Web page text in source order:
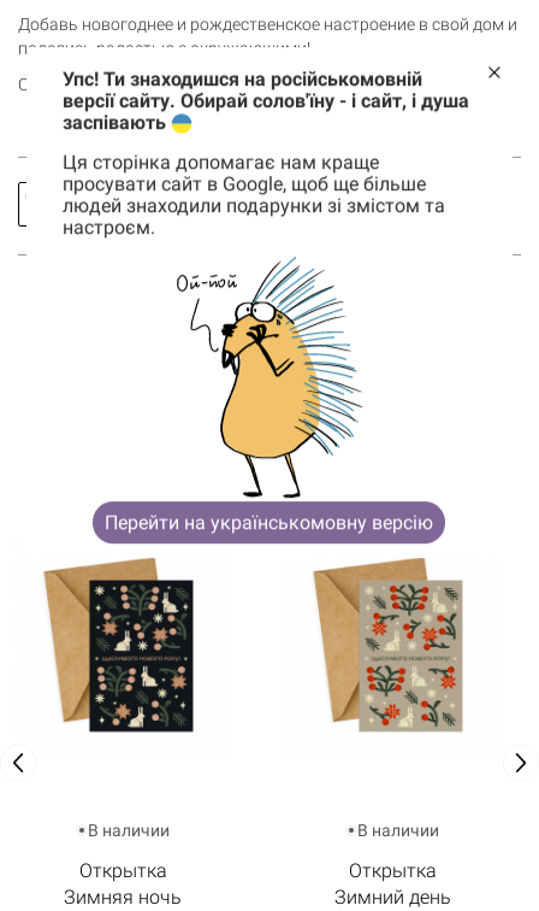
Добавь новогоднее и рождественское настроение в свой дом и
поделись радостью с окружающими!
Смотри еще другие товарыколлекции «Равновесие»
Заказать
звонок
Спросить
про товар
ВОЗМОЖНО, ТЕБЯ ТАКЖЕ
ЗАИНТЕРЕСУЮТ
В наличии
Открытка
Зимняя ночь
В наличии
Открытка
Зимний день
Упс! Ти знаходишся на російськомовній
версії сайту. Обирай солов'їну - і сайт, і душа
заспівають
Ця сторінка допомагає нам краще
просувати сайт в Google, щоб ще більше
людей знаходили подарунки зі змістом та
настроєм.
Перейти на українськомовну версію
Корзина 0 товары
Корзина пуста